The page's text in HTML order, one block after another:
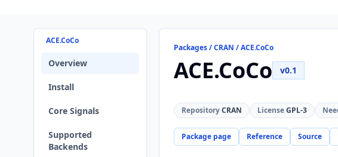
ACE.CoCo
Overview
Install
Core Signals
Supported
Backends
Packages / CRAN / ACE.CoCo
ACE.CoCo v0.1
RepositoryCRAN LicenseGPL-3
Package page Reference Source